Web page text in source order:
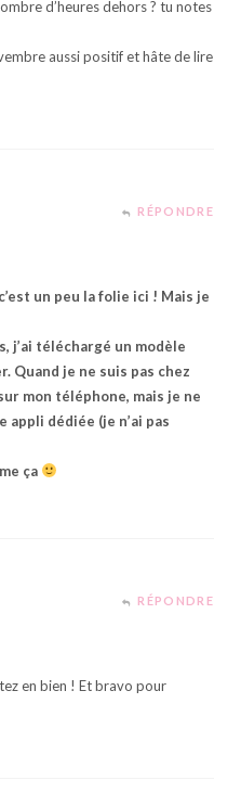
d’heures dehors ? tu notes
aussi positif et hâte de lire
RÉPONDRE
un peu la folie ici ! Mais je
j’ai téléchargé un modèle
Quand je ne suis pas chez
mon téléphone, mais je ne
appli dédiée (je n’ai pas
ça
RÉPONDRE
en bien ! Et bravo pour